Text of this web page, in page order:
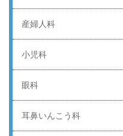
産婦人科
小児科
眼科
耳鼻いんこう科